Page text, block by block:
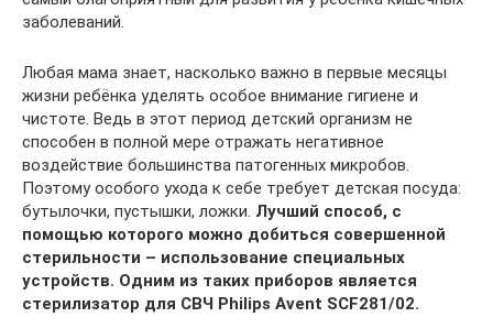
заболеваний.
Любая мама знает, насколько важно в первые месяцы
жизни ребёнка уделять особое внимание гигиене и
чистоте. Ведь в этот период детский организм не
способен в полной мере отражать негативное
воздействие большинства патогенных микробов.
Поэтому особого ухода к себе требует детская посуда:
бутылочки, пустышки, ложки. Лучший способ, с
помощью которого можно добиться совершенной
стерильности – использование специальных
устройств. Одним из таких приборов является
стерилизатор для СВЧ Philips Avent SCF281/02.